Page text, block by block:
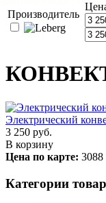
Производитель
Электрический
3 250 руб.
В корзину
Цена по карте: 3088
Категории